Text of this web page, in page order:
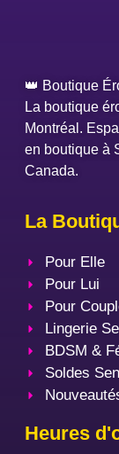
👑 Boutique
La boutique
Montréal.
en boutique à
Canada.
La
Pour Elle
Pour Lui
Pour
Lingerie
BDSM &
Soldes
Heures